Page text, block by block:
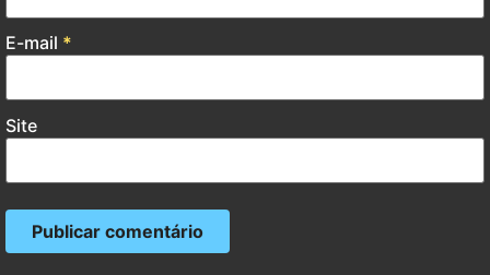
E-mail *
Site